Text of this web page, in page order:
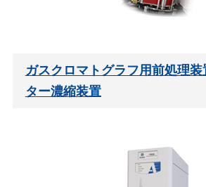
ガスクロマトグラフ用前処理
ター濃縮装置